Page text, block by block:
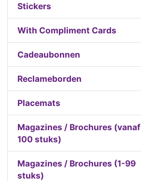
Stickers
With Compliment Cards
Cadeaubonnen
Reclameborden
Placemats
Magazines / Brochures (vanaf
100 stuks)
Magazines / Brochures (1-99
stuks)